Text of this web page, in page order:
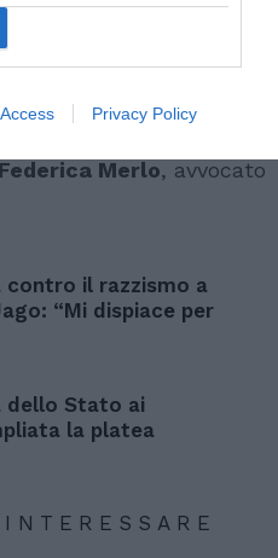
Privacy Policy
a mezzo kit
la relativa ricevuta.
Federica Merlo, avvocato
il razzismo a
“Mi dispiace per
dello Stato ai
la platea